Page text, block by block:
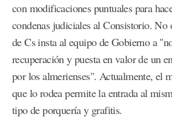
con modificaciones puntuales para
condenas judiciales al Consistorio. No
de Cs insta al equipo de Gobierno a
recuperación y puesta en valor de un
por los almerienses". Actualmente, el
que lo rodea permite la entrada al
tipo de porquería y grafitis.